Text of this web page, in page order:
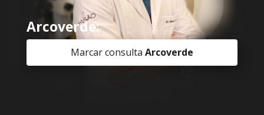
Arcoverde:
Marcar consulta Arcoverde